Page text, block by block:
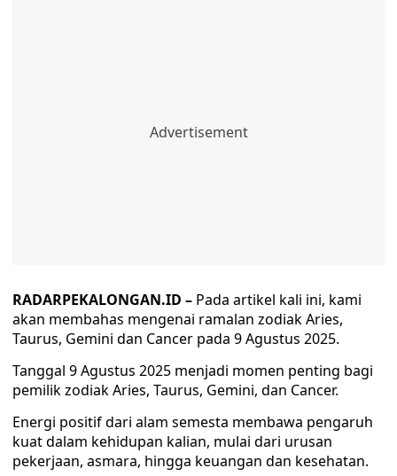
RADARPEKALONGAN.ID – Pada artikel kali ini, kami
akan membahas mengenai ramalan zodiak Aries,
Taurus, Gemini dan Cancer pada 9 Agustus 2025.
Tanggal 9 Agustus 2025 menjadi momen penting bagi
pemilik zodiak Aries, Taurus, Gemini, dan Cancer.
Energi positif dari alam semesta membawa pengaruh
kuat dalam kehidupan kalian, mulai dari urusan
pekerjaan, asmara, hingga keuangan dan kesehatan.